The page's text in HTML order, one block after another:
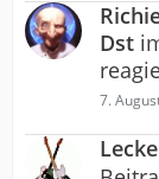
Dst
7.